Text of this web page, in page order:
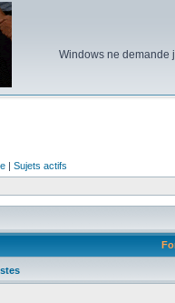
Windows ne demande
| Sujets actifs